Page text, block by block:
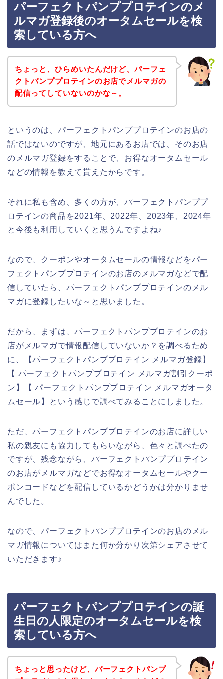
パーフェクトパンププロテインのメ
ルマガ登録後のオータムセールを検
索している方へ
ちょっと、ひらめいたんだけど、パーフェ
クトパンププロテインのお店でメルマガの
配信ってしていないのかな～。
というのは、パーフェクトパンププロテインのお店の
話ではないのですが、地元にあるお店では、そのお店
のメルマガ登録をすることで、お得なオータムセール
などの情報を教えて貰えたからです。
それに私も含め、多くの方が、パーフェクトパンププ
ロテインの商品を2021年、2022年、2023年、2024年
と今後も利用していくと思うんですよね♪
なので、クーポンやオータムセールの情報などをパー
フェクトパンププロテインのお店のメルマガなどで配
信していたら、パーフェクトパンププロテインのメル
マガに登録したいな～と思いました。
だから、まずは、パーフェクトパンププロテインのお
店がメルマガで情報配信していないか？を調べるため
に、【パーフェクトパンププロテイン メルマガ登録】
【 パーフェクトパンププロテイン メルマガ割引クーポ
ン】【 パーフェクトパンププロテイン メルマガオータ
ムセール】という感じで調べてみることにしました。
ただ、パーフェクトパンププロテインのお店に詳しい
私の親友にも協力してもらいながら、色々と調べたの
ですが、残念ながら、パーフェクトパンププロテイン
のお店がメルマガなどでお得なオータムセールやクー
ポンコードなどを配信しているかどうかは分かりませ
んでした。
なので、パーフェクトパンププロテインのお店のメル
マガ情報についてはまた何か分かり次第シェアさせて
いただきます♪
パーフェクトパンププロテインの誕
生日の人限定のオータムセールを検
索している方へ
ちょっと思ったけど、パーフェクトパンプ